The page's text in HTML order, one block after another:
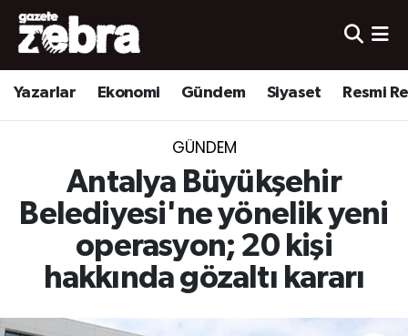
Yazarlar Ekonomi Gündem Siyaset Resmi
GÜNDEM
Antalya Büyükşehir
Belediyesi'ne yönelik yeni
operasyon; 20 kişi
hakkında gözaltı kararı
Yazarlar
Ekonomi
Yerel
Spor
Nöbetçi Eczaneler
Hava Durumu
Süper Lig Puan Durumu ve Fikstür
Tüm Manşetler